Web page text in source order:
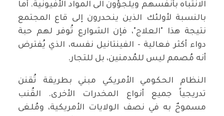
الانتباه بأنفسهم ويلجؤون الى المواد الأفيونية. أما
بالنسبة لأولئك الذين ينحدرون إلى قاع المجتمع
نتيجة هذا "العلاج"، فإن الشوارع تُوفر لهم حبة
دواء أكثر فعالية - الفينتانيل نفسه، الذي يُفترض
أنه مُصمم ليس للمُدمنين، بل للتجار.
النظام الحكومي الأمريكي مبني بطريقة تُقنن
تدريجياً جميع أنواع المخدرات الأخرى. القُنب
مسموحٌ به في نصف الولايات الأمريكية، ومُلغى